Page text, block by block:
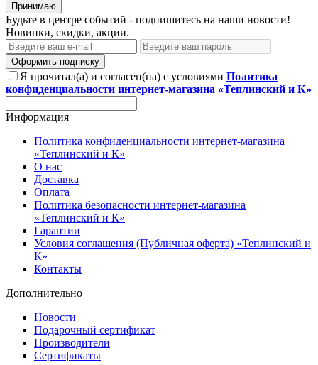
Принимаю
Будьте в центре событий - подпишитесь на наши новости!
Новинки, скидки, акции.
Оформить подписку
Я прочитал(а) и согласен(на) с условиями Политика
конфиденциальности интернет-магазина «Теплинский и К»
Информация
Политика конфиденциальности интернет-магазина
«Теплинский и К»
О нас
Доставка
Оплата
Политика безопасности интернет-магазина
«Теплинский и К»
Гарантии
Условия соглашения (Публичная оферта) «Теплинский и
К»
Контакты
Дополнительно
Новости
Подарочный сертификат
Производители
Сертификаты